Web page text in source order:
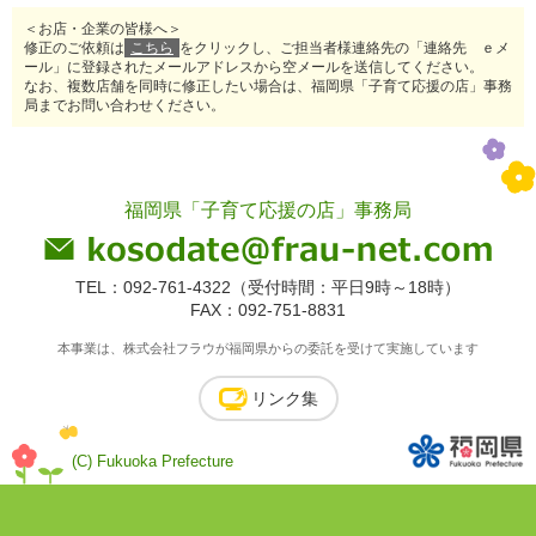
＜お店・企業の皆様へ＞
修正のご依頼は こちら をクリックし、ご担当者様連絡先の「連絡先 ｅメ
ール」に登録されたメールアドレスから空メールを送信してください。
なお、複数店舗を同時に修正したい場合は、福岡県「子育て応援の店」事務
局までお問い合わせください。
福岡県「子育て応援の店」事務局
TEL：092-761-4322（受付時間：平日9時～18時）
FAX：092-751-8831
本事業は、株式会社フラウが福岡県からの委託を受けて実施しています
リンク集
(C) Fukuoka Prefecture